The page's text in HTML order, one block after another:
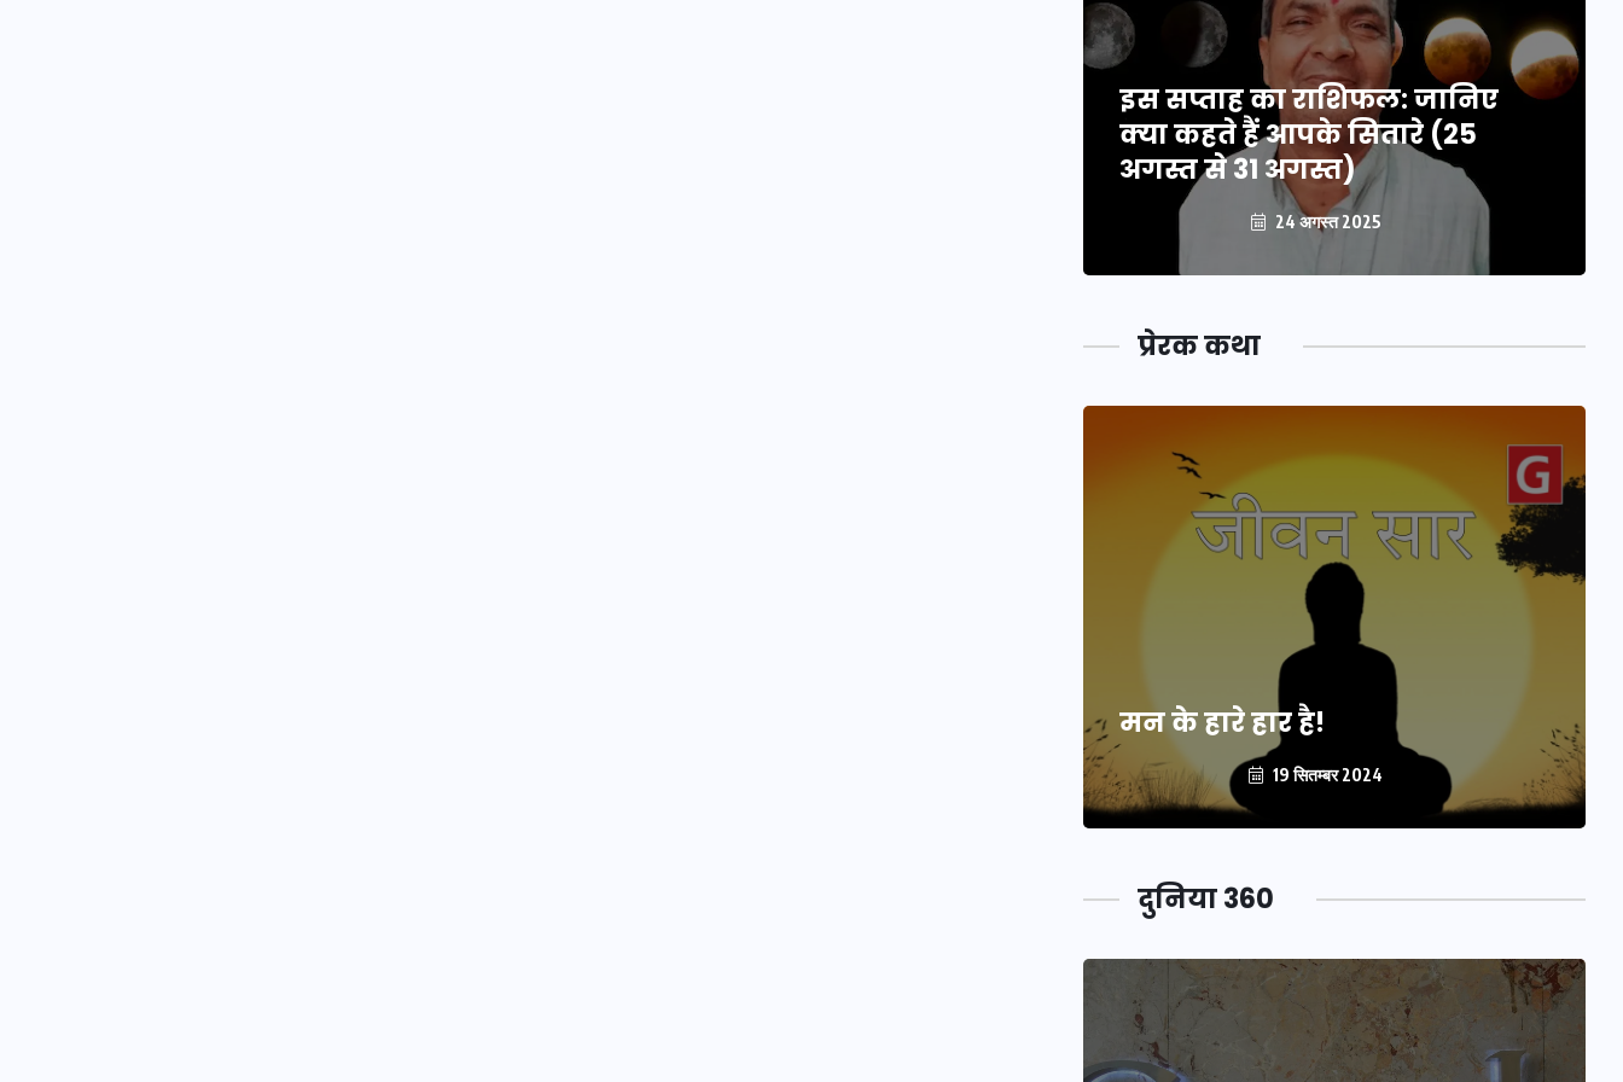
इस सप्ताह का राशिफल: जानिए
क्या कहते हैं आपके सितारे (25
अगस्त से 31 अगस्त)
24 अगस्त 2025
प्रेरक कथा
मन के हारे हार है!
19 सितम्बर 2024
दुनिया 360